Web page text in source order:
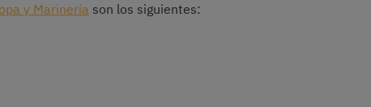
y Marinería son los siguientes: